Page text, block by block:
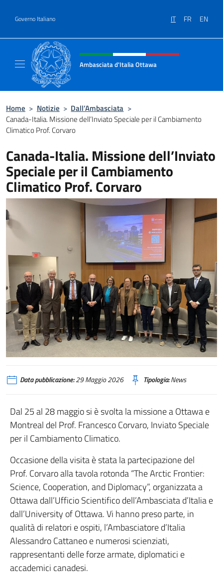
Governo Italiano IT FR EN
Intestazione sito, social e menù
Ambasciata d'Italia Ottawa
Home > Notizie > Dall’Ambasciata >
Canada-Italia. Missione dell’Inviato Speciale per il Cambiamento
Climatico Prof. Corvaro
Canada-Italia. Missione dell’Inviato
Speciale per il Cambiamento
Climatico Prof. Corvaro
Data pubblicazione:29 Maggio 2026 Tipologia:News
Dal 25 al 28 maggio si è svolta la missione a Ottawa e
Montreal del Prof. Francesco Corvaro, Inviato Speciale
per il Cambiamento Climatico.
Occasione della visita è stata la partecipazione del
Prof. Corvaro alla tavola rotonda “The Arctic Frontier:
Science, Cooperation, and Diplomacy”, organizzata a
Ottawa dall’Ufficio Scientifico dell’Ambasciata d’Italia e
dall’University of Ottawa. Vi hanno preso parte, in
qualità di relatori e ospiti, l’Ambasciatore d’Italia
Alessandro Cattaneo e numerosi scienziati,
rappresentanti delle forze armate, diplomatici e
accademici canadesi.